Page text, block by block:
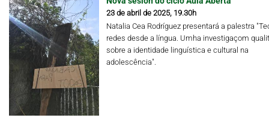
23 de abril de 2025, 19.30h
Natalia Cea Rodríguez presentará a palestra
redes desde a língua. Umha investigaçom
sobre a identidade linguística e cultural na
adolescência".